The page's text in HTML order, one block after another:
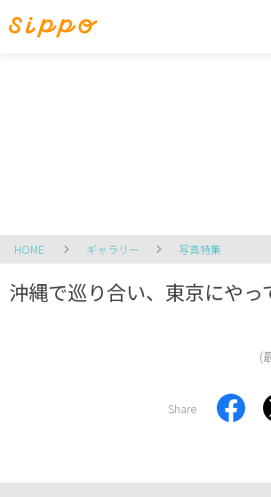
HOME ギャラリー 写真特集
沖縄で巡り合い、東京にやっ
(
Share